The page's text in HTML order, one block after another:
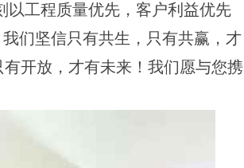
以工程质量优先，客户利益优先
们坚信只有共生，只有共赢，才
开放，才有未来！我们愿与您携